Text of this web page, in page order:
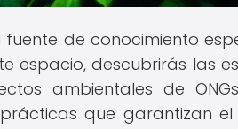
fuente de conocimiento
espacio, descubrirás las
ambientales de
que garantizan